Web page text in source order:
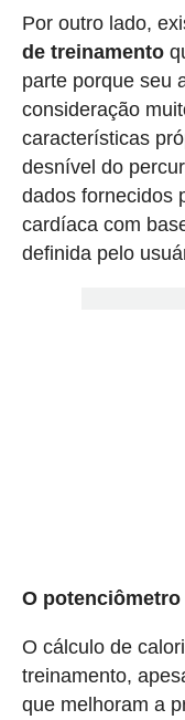
Por outro lado,
de treinamento
parte porque seu
consideração
características
desnível do
dados fornecidos
cardíaca com
definida pelo
O
O cálculo de
treinamento,
que melhoram a